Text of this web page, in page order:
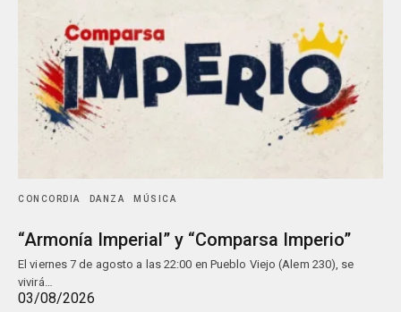
CONCORDIA DANZA MÚSICA
“Armonía Imperial” y “Comparsa Imperio”
El viernes 7 de agosto a las 22:00 en Pueblo Viejo (Alem 230), se
vivirá…
03/08/2026